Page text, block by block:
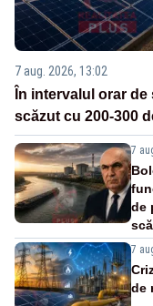
7 aug. 2026, 13:02
În intervalul orar
scăzut cu 200-300
7
de
7
de